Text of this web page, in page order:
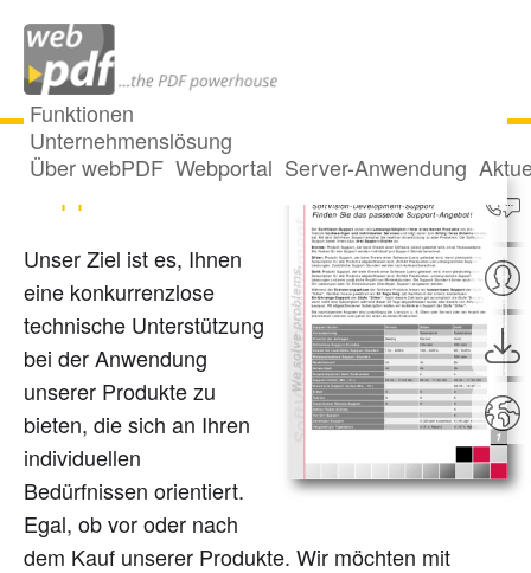
Funktionen
Unternehmenslösung
Über webPDF Webportal Server-Anwendung
Support
Unser Ziel ist es, Ihnen
eine konkurrenzlose
technische Unterstützung
bei der Anwendung
unserer Produkte zu
bieten, die sich an Ihren
individuellen
Bedürfnissen orientiert.
Egal, ob vor oder nach
dem Kauf unserer Produkte. Wir möchten mit